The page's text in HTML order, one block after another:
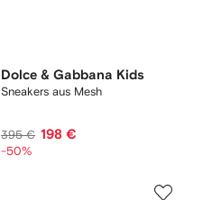
Dolce & Gabbana Kids
Sneakers aus Mesh
395 € 198 €
-50%